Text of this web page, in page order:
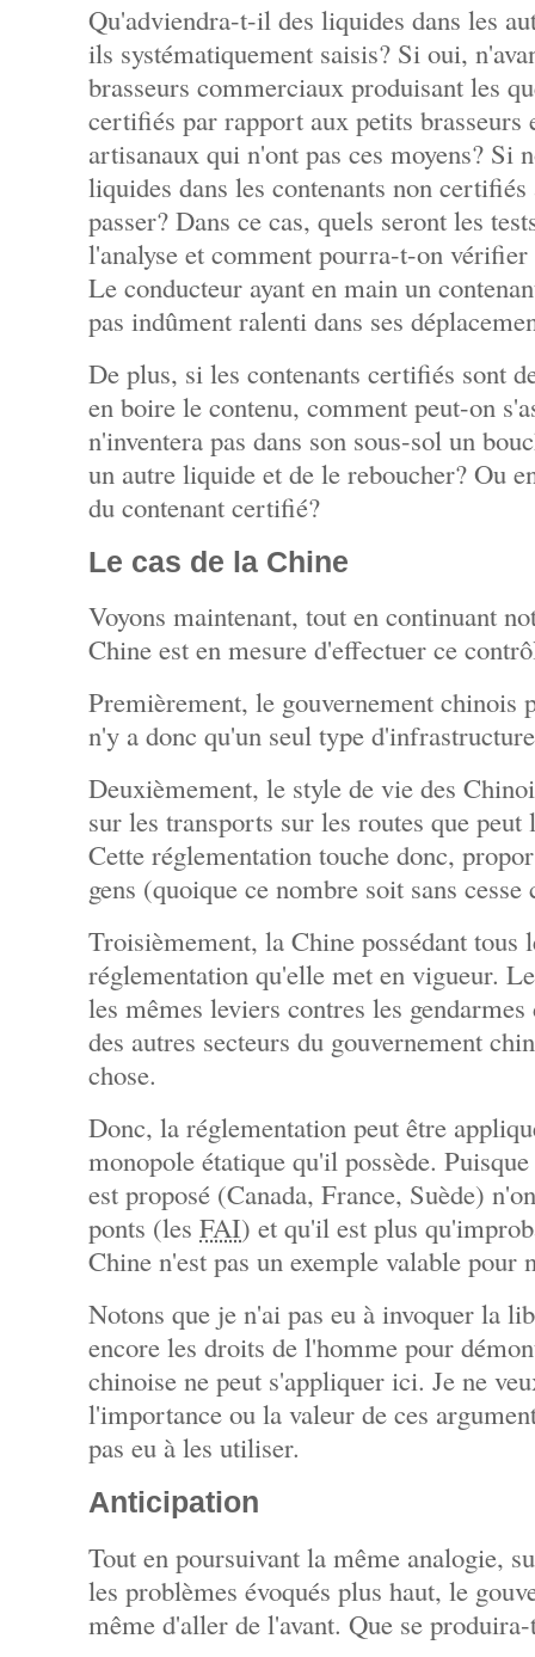
Qu'adviendra-t-il des liquides dans les
ils systématiquement saisis? Si oui,
brasseurs commerciaux produisant les
certifiés par rapport aux petits brasseurs
artisanaux qui n'ont pas ces moyens? Si
liquides dans les contenants non certifiés
passer? Dans ce cas, quels seront les
l'analyse et comment pourra-t-on vérifier
Le conducteur ayant en main un
pas indûment ralenti dans ses
De plus, si les contenants certifiés sont
en boire le contenu, comment peut-on
n'inventera pas dans son sous-sol un
un autre liquide et de le reboucher? Ou
du contenant certifié?
Le cas de la Chine
Voyons maintenant, tout en continuant
Chine est en mesure d'effectuer ce
Premièrement, le gouvernement chinois
n'y a donc qu'un seul type
Deuxièmement, le style de vie des
sur les transports sur les routes que
Cette réglementation touche donc,
gens (quoique ce nombre soit sans cesse
Troisièmement, la Chine possédant tous
réglementation qu'elle met en vigueur.
les mêmes leviers contres les
des autres secteurs du gouvernement
chose.
Donc, la réglementation peut être
monopole étatique qu'il possède.
est proposé (Canada, France, Suède)
ponts (les FAI) et qu'il est plus
Chine n'est pas un exemple valable pour
Notons que je n'ai pas eu à invoquer la
encore les droits de l'homme pour
chinoise ne peut s'appliquer ici. Je ne
l'importance ou la valeur de ces
pas eu à les utiliser.
Anticipation
Tout en poursuivant la même analogie,
les problèmes évoqués plus haut, le
même d'aller de l'avant. Que se